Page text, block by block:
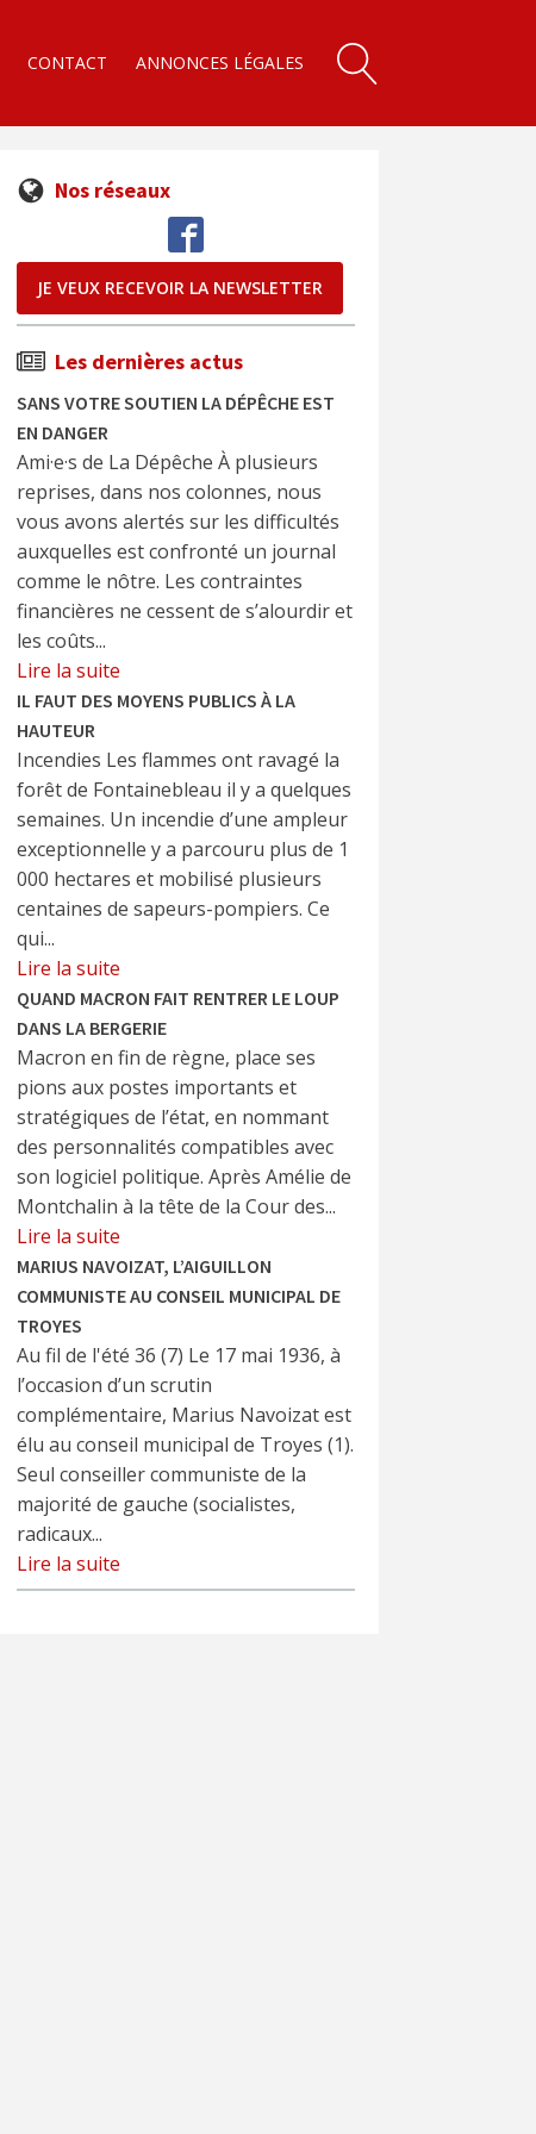
CONTACT ANNONCES LÉGALES
Nos réseaux
JE VEUX RECEVOIR LA NEWSLETTER
Les dernières actus
SANS VOTRE SOUTIEN LA DÉPÊCHE EST
EN DANGER
Ami·e·s de La Dépêche À plusieurs
reprises, dans nos colonnes, nous
vous avons alertés sur les difficultés
auxquelles est confronté un journal
comme le nôtre. Les contraintes
financières ne cessent de s’alourdir et
les coûts...
Lire la suite
IL FAUT DES MOYENS PUBLICS À LA
HAUTEUR
Incendies Les flammes ont ravagé la
forêt de Fontainebleau il y a quelques
semaines. Un incendie d’une ampleur
exceptionnelle y a parcouru plus de 1
000 hectares et mobilisé plusieurs
centaines de sapeurs-pompiers. Ce
qui...
Lire la suite
QUAND MACRON FAIT RENTRER LE LOUP
DANS LA BERGERIE
Macron en fin de règne, place ses
pions aux postes importants et
stratégiques de l’état, en nommant
des personnalités compatibles avec
son logiciel politique. Après Amélie de
Montchalin à la tête de la Cour des...
Lire la suite
MARIUS NAVOIZAT, L’AIGUILLON
COMMUNISTE AU CONSEIL MUNICIPAL DE
TROYES
Au fil de l'été 36 (7) Le 17 mai 1936, à
l’occasion d’un scrutin
complémentaire, Marius Navoizat est
élu au conseil municipal de Troyes (1).
Seul conseiller communiste de la
majorité de gauche (socialistes,
radicaux...
Lire la suite